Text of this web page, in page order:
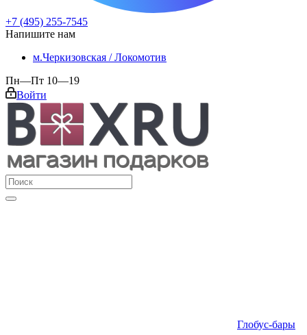
+7 (495) 255-7545
Напишите нам
м.Черкизовская / Локомотив
Пн—Пт 10—19
Войти
Глобус-бары